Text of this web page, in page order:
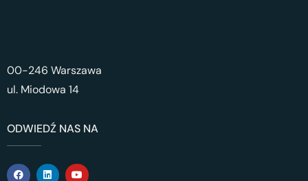
00-246 Warszawa
ul. Miodowa 14
ODWIEDŹ NAS NA